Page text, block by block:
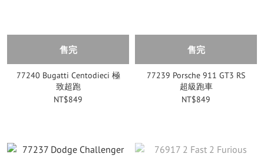
售完
77240 Bugatti Centodieci 極
致超跑
NT$849
售完
77239 Porsche 911 GT3 RS
超級跑車
NT$849